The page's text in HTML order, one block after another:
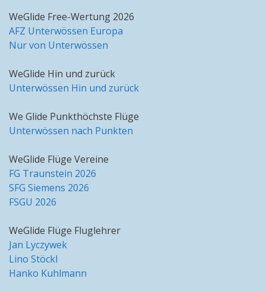
WeGlide Free-Wertung 2026
AFZ Unterwössen Europa
Nur von Unterwössen
WeGlide Hin und zurück
Unterwössen Hin und zurück
We Glide Punkthöchste Flüge
Unterwössen nach Punkten
WeGlide Flüge Vereine
FG Traunstein 2026
SFG Siemens 2026
FSGU 2026
WeGlide Flüge Fluglehrer
Jan Lyczywek
Lino Stöckl
Hanko Kuhlmann